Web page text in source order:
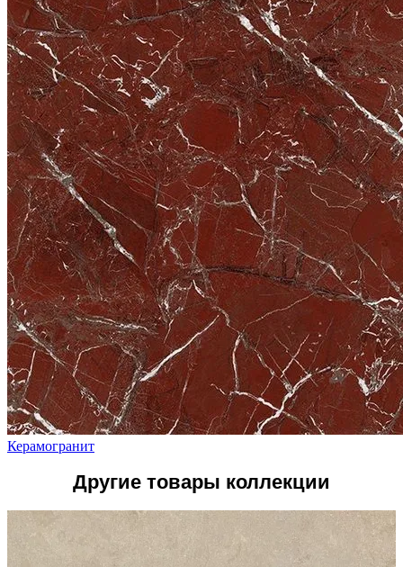
Керамогранит
Другие товары коллекции